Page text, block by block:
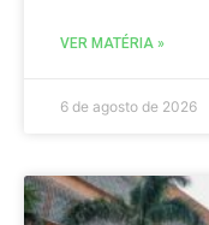
VER MATÉRIA »
6 de agosto de 2026